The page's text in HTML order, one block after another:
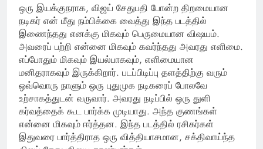
ஒரு இயக்குநராக, விஜய் சேதுபதி போன்ற திறமையான
நடிகர் என் மீது நம்பிக்கை வைத்து இந்த படத்தில்
இணைந்தது எனக்கு மிகவும் பெருமையான விஷயம்.
அவரைப் பற்றி என்னை மிகவும் கவர்ந்தது அவரது எளிமை.
எப்போதும் மிகவும் இயல்பாகவும், எளிமையான
மனிதராகவும் இருக்கிறார். படப்பிடிப்பு தளத்திற்கு வரும்
ஒவ்வொரு நாளும் ஒரு புதுமுக நடிகரைப் போலவே
உற்சாகத்துடன் வருவார். அவரது நடிப்பில் ஒரு துளி
கர்வத்தைக் கூட பார்க்க முடியாது. அந்த குணங்கள்
என்னை மிகவும் ஈர்த்தன. இந்த படத்தில் ரசிகர்கள்
இதுவரை பார்த்திராத ஒரு வித்தியாசமான, சக்திவாய்ந்த